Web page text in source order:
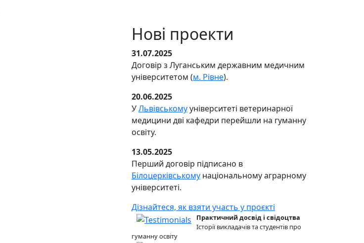
Нові проекти
31.07.2025
Договір з Луганським державним медичним
університетом (м. Рівне).
20.06.2025
УЛьвівськомууніверситеті ветеринарної
медицини дві кафедри перейшли на гуманну
освіту.
13.05.2025
Перший договір підписано в
Білоцерківському національному аграрному
університеті.
Дізнайтеся, як взяти участь у проєкті
Практичний досвід і свідоцтва
Історії викладачів та студентів про
гуманну освіту